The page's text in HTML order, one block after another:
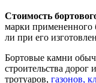
Стоимость
марки примененного
ли при его
Бортовые камни
строительства дорог
тротуаров, газонов,